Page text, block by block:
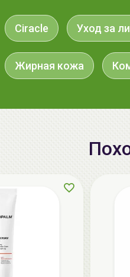
Ciracle Уход за
Жирная кожа